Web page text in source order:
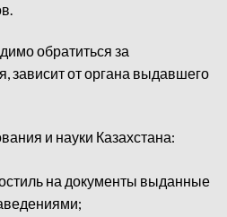
обратиться за
зависит от органа выдавшего
и науки Казахстана:
на документы выданные